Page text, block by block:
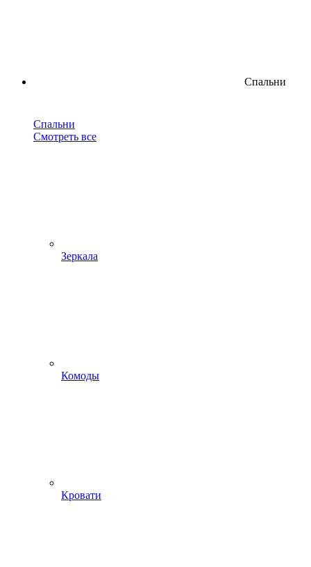
Спальни
Спальни
Смотреть все
Зеркала
Комоды
Кровати